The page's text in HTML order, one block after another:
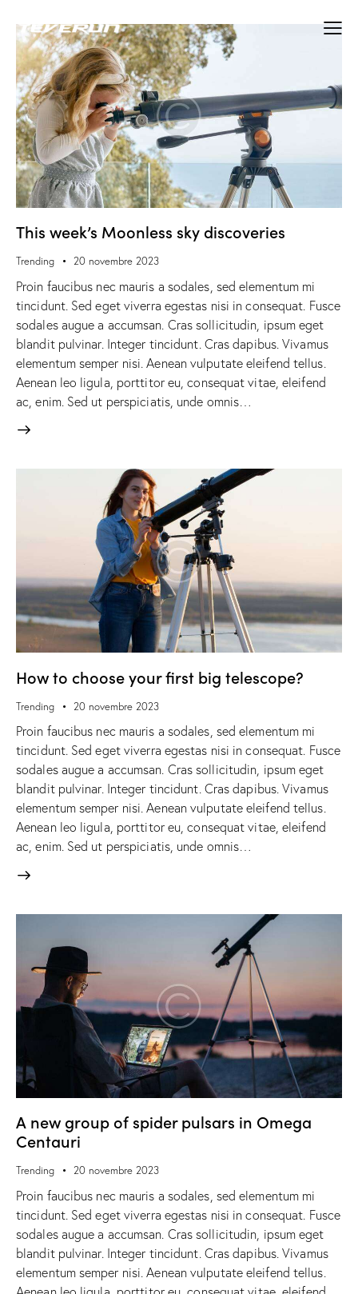
This week’s Moonless sky discoveries
Trending 20 novembre 2023
Proin faucibus nec mauris a sodales, sed elementum mi
tincidunt. Sed eget viverra egestas nisi in consequat. Fusce
sodales augue a accumsan. Cras sollicitudin, ipsum eget
blandit pulvinar. Integer tincidunt. Cras dapibus. Vivamus
elementum semper nisi. Aenean vulputate eleifend tellus.
Aenean leo ligula, porttitor eu, consequat vitae, eleifend
ac, enim. Sed ut perspiciatis, unde omnis…
How to choose your first big telescope?
Trending 20 novembre 2023
Proin faucibus nec mauris a sodales, sed elementum mi
tincidunt. Sed eget viverra egestas nisi in consequat. Fusce
sodales augue a accumsan. Cras sollicitudin, ipsum eget
blandit pulvinar. Integer tincidunt. Cras dapibus. Vivamus
elementum semper nisi. Aenean vulputate eleifend tellus.
Aenean leo ligula, porttitor eu, consequat vitae, eleifend
ac, enim. Sed ut perspiciatis, unde omnis…
A new group of spider pulsars in Omega
Centauri
Trending 20 novembre 2023
Proin faucibus nec mauris a sodales, sed elementum mi
tincidunt. Sed eget viverra egestas nisi in consequat. Fusce
sodales augue a accumsan. Cras sollicitudin, ipsum eget
blandit pulvinar. Integer tincidunt. Cras dapibus. Vivamus
elementum semper nisi. Aenean vulputate eleifend tellus.